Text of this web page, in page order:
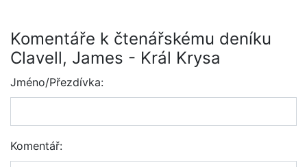
Komentáře k čtenářskému deníku
Clavell, James - Král Krysa
Jméno/Přezdívka:
Komentář: